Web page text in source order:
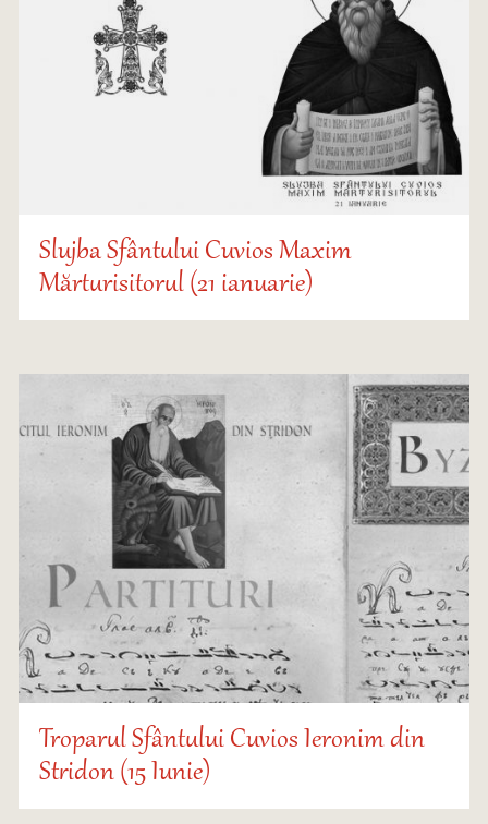
Slujba Sfântului Cuvios Maxim
Mărturisitorul (21 ianuarie)
Troparul Sfântului Cuvios Ieronim din
Stridon (15 Iunie)